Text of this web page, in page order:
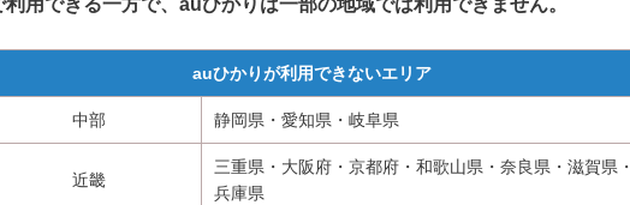
auひかりが利用できないエリア
中部 静岡県・愛知県・岐阜県
近畿
三重県・大阪府・京都府・和歌山県・奈良県・滋賀県・
兵庫県